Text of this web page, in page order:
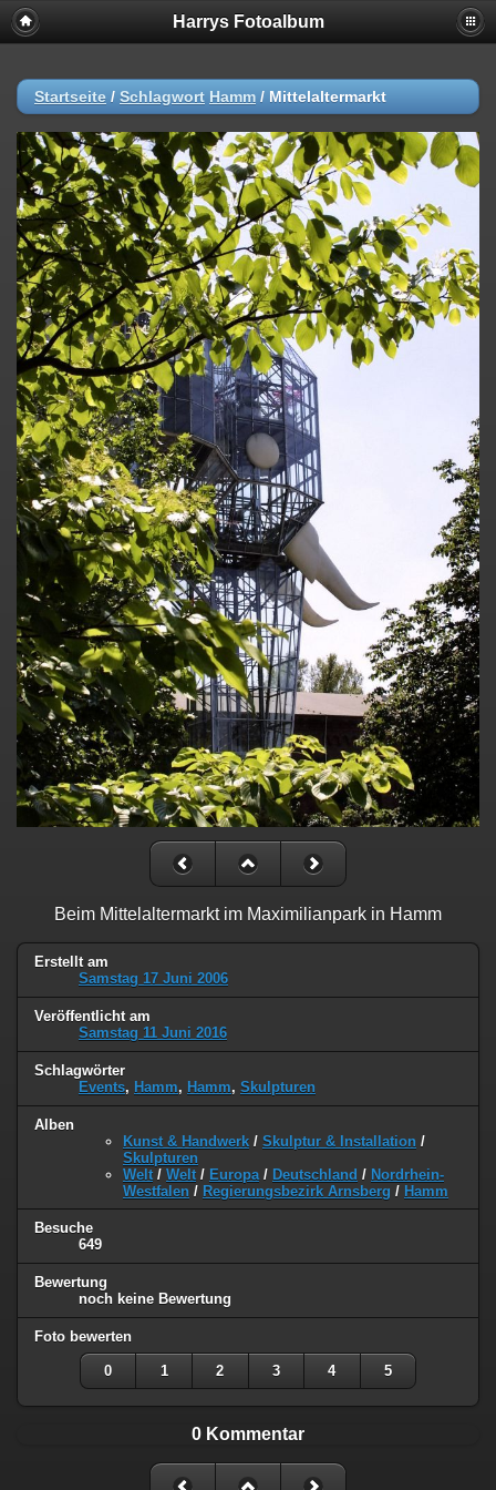
Harrys Fotoalbum
Startseite / Schlagwort Hamm / Mittelaltermarkt
Beim Mittelaltermarkt im Maximilianpark in Hamm
Erstellt am
Samstag 17 Juni 2006
Veröffentlicht am
Samstag 11 Juni 2016
Schlagwörter
Events, Hamm, Hamm, Skulpturen
Alben
Kunst & Handwerk / Skulptur & Installation /
Skulpturen
Welt / Welt / Europa / Deutschland / Nordrhein-
Westfalen / Regierungsbezirk Arnsberg / Hamm
Besuche
649
Bewertung
noch keine Bewertung
Foto bewerten
0 1 2 3 4 5
0 Kommentar